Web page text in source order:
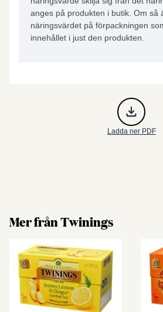
anges på produkten i butik. Om så
näringsvärdet på förpackningen
innehållet i just den produkten.
Ladda ner PDF
Mer från Twinings